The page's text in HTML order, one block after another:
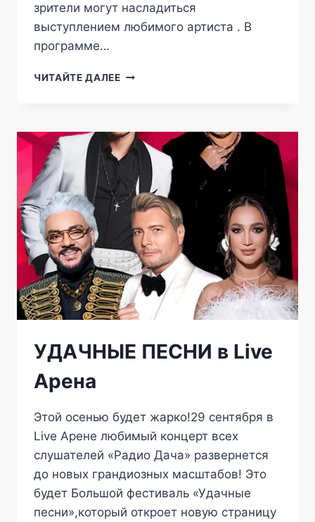
зрители могут насладиться
выступлением любимого артиста . В
программе…
ЧИТАЙТЕ ДАЛЕЕОЛЕГ
ТЕАТР
ВДНХ
УДАЧНЫЕ ПЕСНИ в Live
Арена
Этой осенью будет жарко!29 сентября в
Live Арене любимый концерт всех
слушателей «Радио Дача» развернется
до новых грандиозных масштабов! Это
будет Большой фестиваль «Удачные
песни»,который откроет новую страницу